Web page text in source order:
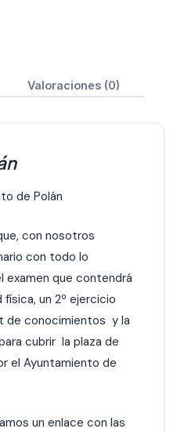
Valoraciones (0)
de Polán
con nosotros
con todo lo
examen que contendrá
un 2º ejercicio
de conocimientos y la
cubrir la plaza de
el Ayuntamiento de
un enlace con las